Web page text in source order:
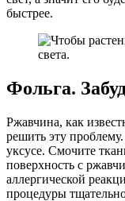
быстрее.
Фольга.
Ржавчина, как
решить эту
уксусе. Смочите
поверхность с
аллергической
процедуры